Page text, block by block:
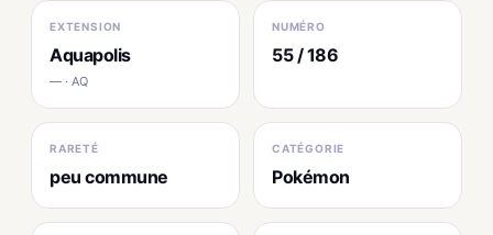
EXTENSION
Aquapolis
— · AQ
NUMÉRO
55 / 186
RARETÉ
peu commune
CATÉGORIE
Pokémon